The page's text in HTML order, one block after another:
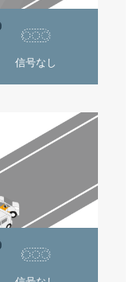
信号なし